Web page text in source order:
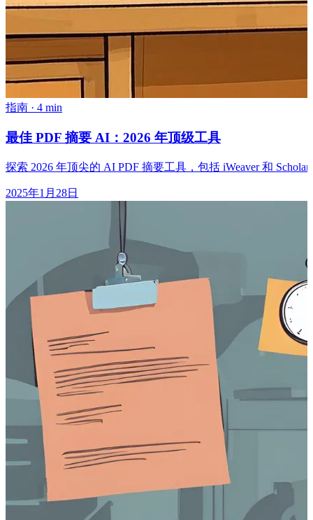
指南 · 4 min
最佳 PDF 摘要 AI：2026 年顶级工具
探索 2026 年顶尖的 AI PDF 摘要工具，包括 iWeaver 和
2025年1月28日